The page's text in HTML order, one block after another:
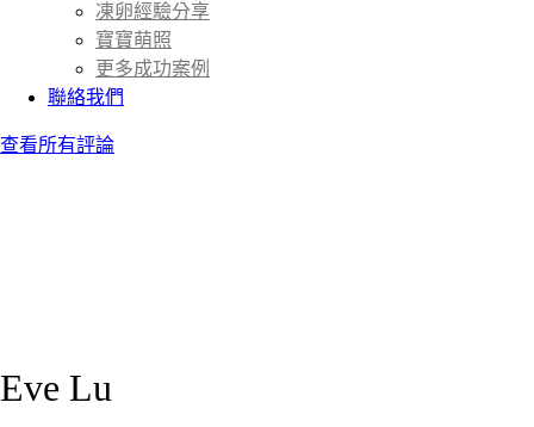
凍卵經驗分享
寶寶萌照
更多成功案例
聯絡我們
查看所有評論
Eve Lu